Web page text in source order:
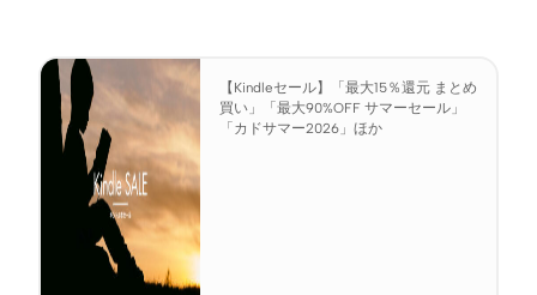
【Kindleセール】「最大15％還元 まとめ
買い」「最大90%OFF サマーセール」
「カドサマー2026」ほか